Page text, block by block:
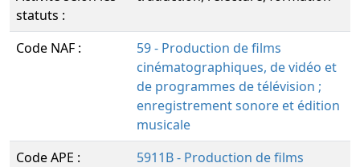
statuts :
Code NAF :
59 - Production de films
cinématographiques, de vidéo et
de programmes de télévision ;
enregistrement sonore et édition
musicale
Code APE :
5911B - Production de films